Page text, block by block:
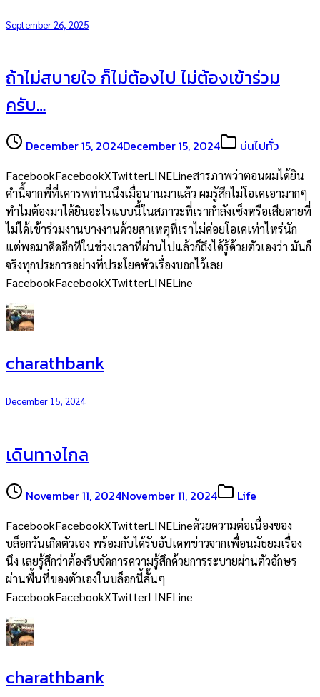
September 26, 2025
ถ้าไม่สบายใจ ก็ไม่ต้องไป ไม่ต้องเข้าร่วม
ครับ…
December 15, 2024December 15, 2024 บ่นไปทั่ว
FacebookFacebookXTwitterLINELineสารภาพว่าตอนผมได้ยิน
คำนี้จากพี่ที่เคารพท่านนึงเมื่อนานมาแล้ว ผมรู้สึกไม่โอเคเอามากๆ
ทำไมต้องมาได้ยินอะไรแบบนี้ในสภาวะที่เรากำลังเซ็งหรือเสียดายที่
ไม่ได้เข้าร่วมงานบางงานด้วยสาเหตุที่เราไม่ค่อยโอเคเท่าไหร่นัก
แต่พอมาคิดอีกทีในช่วงเวลาที่ผ่านไปแล้วก็ถึงได้รู้ด้วยตัวเองว่า มันก็
จริงทุกประการอย่างที่ประโยคหัวเรื่องบอกไว้เลย
FacebookFacebookXTwitterLINELine
charathbank
December 15, 2024
เดินทางไกล
November 11, 2024November 11, 2024 Life
FacebookFacebookXTwitterLINELineด้วยความต่อเนื่องของ
บล็อกวันเกิดตัวเอง พร้อมกับได้รับอัปเดทข่าวจากเพื่อนมัธยมเรื่อง
นึง เลยรู้สึกว่าต้องรีบจัดการความรู้สึกด้วยการระบายผ่านตัวอักษร
ผ่านพื้นที่ของตัวเองในบล็อกนี้สั้นๆ
FacebookFacebookXTwitterLINELine
charathbank